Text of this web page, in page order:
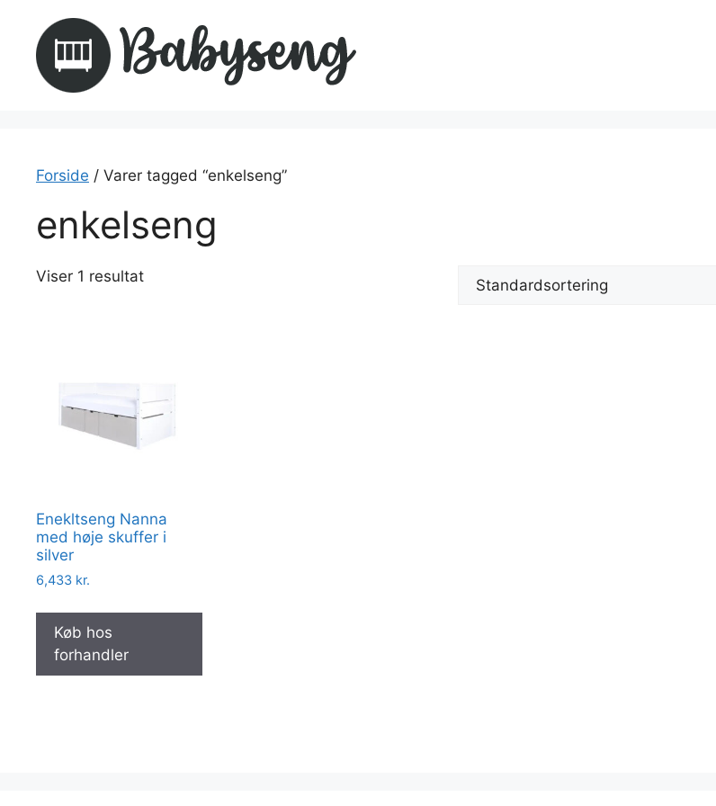
indhold
Forside / Varer tagged “enkelseng”
enkelseng
Viser 1 resultat
Enekltseng Nanna
med høje skuffer i
silver
6,433 kr.
Køb hos
forhandler